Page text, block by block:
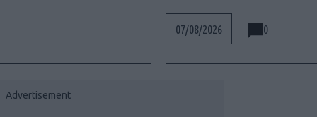
07/08/2026 0